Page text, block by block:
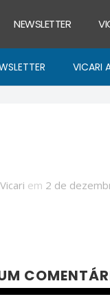
NEWSLETTER
VICARI
em 2 de